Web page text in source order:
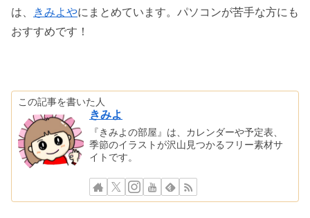
は、
きみよやにまとめています。パソコンが苦手な方にも
おすすめです！
この記事を書いた人
きみよ
『きみよの部屋』は、カレンダーや予定表、
季節のイラストが沢山見つかるフリー素材サ
イトです。